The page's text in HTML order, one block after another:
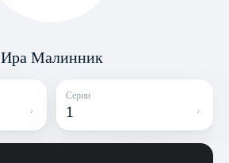
Ира Малинник
Серии
1